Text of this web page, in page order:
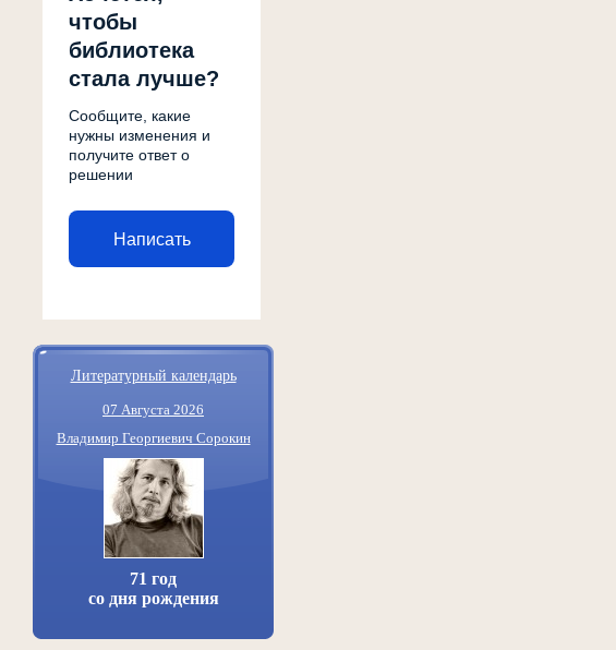
чтобы
библиотека
стала лучше?
Сообщите, какие
нужны изменения и
получите ответ о
решении
Написать
Литературный календарь
07 Августа 2026
Владимир Георгиевич Сорокин
71 год
со дня рождения